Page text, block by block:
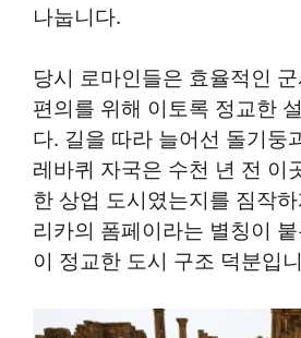
나눕니다.
당시 로마인들은 효율적인
편의를 위해 이토록 정교한
다. 길을 따라 늘어선 돌기둥
레바퀴 자국은 수천 년 전 이
한 상업 도시였는지를 짐작
리카의 폼페이라는 별칭이
이 정교한 도시 구조 덕분입